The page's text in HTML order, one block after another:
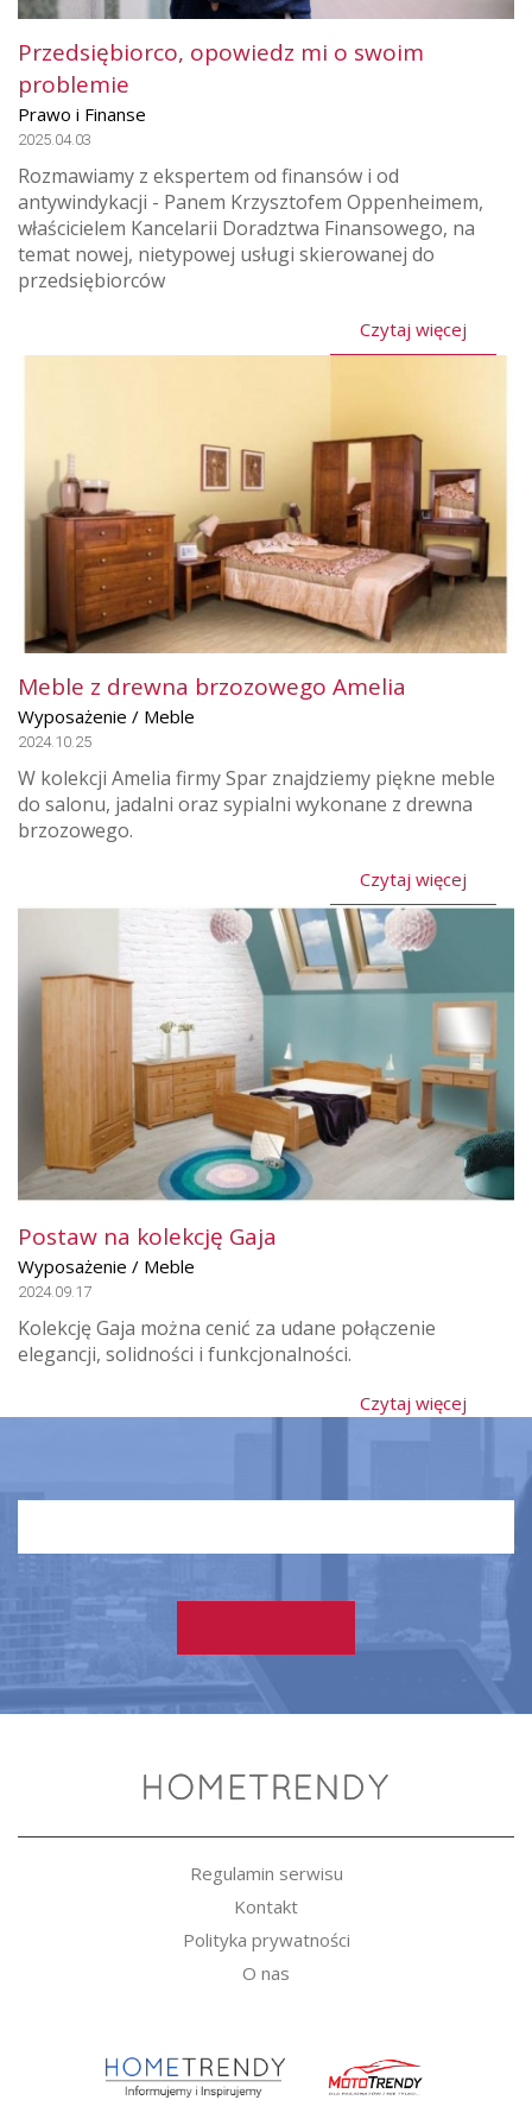
Przedsiębiorco, opowiedz mi o swoim
problemie
Prawo i Finanse
2025.04.03
Rozmawiamy z ekspertem od finansów i od
antywindykacji - Panem Krzysztofem Oppenheimem,
właścicielem Kancelarii Doradztwa Finansowego, na
temat nowej, nietypowej usługi skierowanej do
przedsiębiorców
Czytaj więcej
Meble z drewna brzozowego Amelia
Wyposażenie / Meble
2024.10.25
W kolekcji Amelia firmy Spar znajdziemy piękne meble
do salonu, jadalni oraz sypialni wykonane z drewna
brzozowego.
Czytaj więcej
Postaw na kolekcję Gaja
Wyposażenie / Meble
2024.09.17
Kolekcję Gaja można cenić za udane połączenie
elegancji, solidności i funkcjonalności.
Czytaj więcej
Regulamin serwisu
Kontakt
Polityka prywatności
O nas